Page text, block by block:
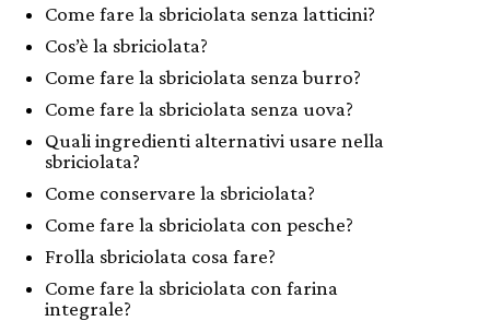
Come fare la sbriciolata senza latticini?
Cos’è la sbriciolata?
Come fare la sbriciolata senza burro?
Come fare la sbriciolata senza uova?
Quali ingredienti alternativi usare nella
sbriciolata?
Come conservare la sbriciolata?
Come fare la sbriciolata con pesche?
Frolla sbriciolata cosa fare?
Come fare la sbriciolata con farina
integrale?